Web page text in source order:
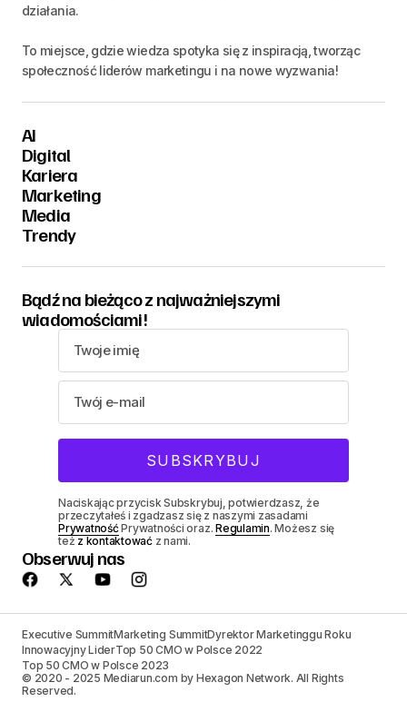
działania.
To miejsce, gdzie wiedza spotyka się z inspiracją, tworząc
społeczność liderów marketingu i na nowe wyzwania!
AI
Digital
Kariera
Marketing
Media
Trendy
Bądź na bieżąco z najważniejszymi
wiadomościami!
Naciskając przycisk Subskrybuj, potwierdzasz, że
przeczytałeś i zgadzasz się z naszymi zasadami
PrywatnośćPrywatności oraz.Regulamin. Możesz się
też z kontaktowaćz nami.
Obserwuj nas
Executive SummitMarketing SummitDyrektor Marketinggu Roku
Innowacyjny LiderTop 50 CMO w Polsce 2022
Top 50 CMO w Polsce 2023
© 2020 - 2025 Mediarun.com by Hexagon Network. All Rights
Reserved.